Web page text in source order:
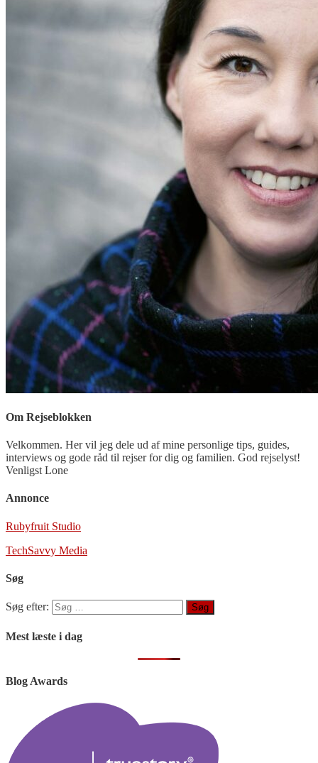
Om Rejseblokken
Velkommen. Her vil jeg dele ud af mine personlige tips, guides,
interviews og gode råd til rejser for dig og familien. God rejselyst!
Venligst Lone
Annonce
Rubyfruit Studio
TechSavvy Media
Søg
Søg efter:
Mest læste i dag
Blog Awards